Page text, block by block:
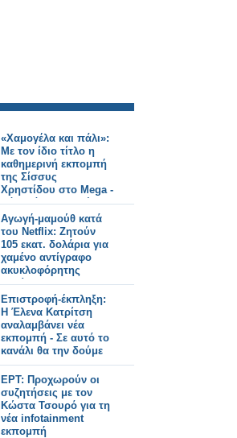
«Χαμογέλα και πάλι»:
Με τον ίδιο τίτλο η
καθημερινή εκπομπή
της Σίσσυς
Χρηστίδου στο Mega -
Πότε κάνει πρεμιέρα;
Αγωγή-μαμούθ κατά
του Netflix: Ζητούν
105 εκατ. δολάρια για
χαμένο αντίγραφο
ακυκλοφόρητης
ταινίας
Επιστροφή-έκπληξη:
Η Έλενα Κατρίτση
αναλαμβάνει νέα
εκπομπή - Σε αυτό το
κανάλι θα την δούμε
ΕΡΤ: Προχωρούν οι
συζητήσεις με τον
Κώστα Τσουρό για τη
νέα infotainment
εκπομπή